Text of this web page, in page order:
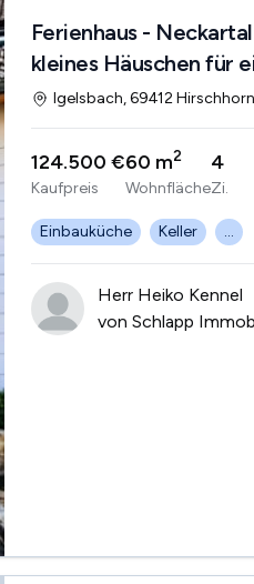
Ferienhaus -
kleines Häuschen für
Heim zum
Igelsbach, 69412
124.500 €
Kaufpreis
60 m2
Wohnfläche
4
Zi.
Einbauküche Keller ...
Herr Heiko Kennel